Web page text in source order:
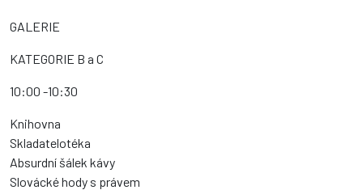
GALERIE
KATEGORIE B a C
10:00 -10:30
Knihovna
Skladatelotéka
Absurdní šálek kávy
Slovácké hody s právem